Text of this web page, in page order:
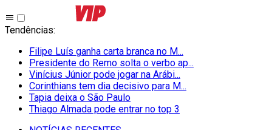
Tendências:
Filipe Luís ganha carta branca no M...
Presidente do Remo solta o verbo ap...
Vinícius Júnior pode jogar na Arábi...
Corinthians tem dia decisivo para M...
Tapia deixa o São Paulo
Thiago Almada pode entrar no top 3